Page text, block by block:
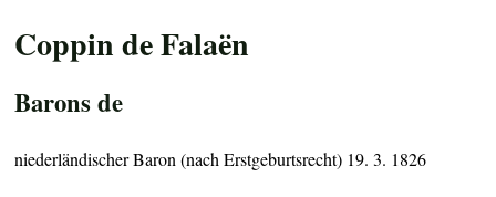
Coppin de Falaën
Barons de
niederländischer Baron (nach Erstgeburtsrecht) 19. 3. 1826